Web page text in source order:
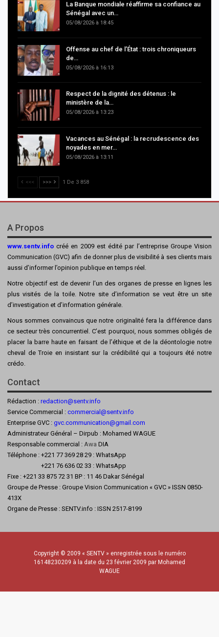
La Banque mondiale réaffirme sa confiance au
Sénégal avec un…
05/08/2026 à 18:45
Offense au chef de l’État : trois chroniqueurs
de…
05/08/2026 à 16:13
Respect de la dignité des détenus : le
ministère de la…
05/08/2026 à 13:23
Vacances au Sénégal : la recrudescence des
noyades en mer…
05/08/2026 à 13:11
<<< >>> 1 De 3 858
A Propos
www.sentv.info créé en 2009 est édité par l’entreprise Groupe Vision
Communication (GVC) afin de donner plus de visibilité à ses clients mais
aussi d’informer l’opinion publique en temps réel.
Notre objectif est de devenir l’un des organes de presse en lignes les
plus visités de la toile. Notre site d’information se veut être un site
d’investigation et d’information générale.
Nous sommes convaincus que notre originalité fera la différence dans
ce secteur très concurrentiel. C’est pourquoi, nous sommes obligés de
placer la barre haute en faisant de l’éthique et de la déontologie notre
cheval de Troie en insistant sur la crédibilité qui a toujours été notre
crédo.
Contact
Rédaction : redaction@sentv.info
Service Commercial : commercial@sentv.info
Enterprise GVC : gvc.communication@gmail.com
Administrateur Général – Dirpub : Mohamed WAGUE
Responsable commercial : Awa DIA
Téléphone : +221 77 369 28 29 : WhatsApp
+221 76 636 02 33 : WhatsApp
Fixe : +221 33 875 72 31 BP : 11 46 Dakar Sénégal
Groupe de Presse : Groupe Vision Communication « GVC » ISSN 0850-
413X
Organe de Presse : SENTV.info : ISSN 2517-8199
Copyright © 2009 « SENTV » enregistrée sous le numéro
16148230209 à la date du 23 février 2009 par Mohamed
WAGUE